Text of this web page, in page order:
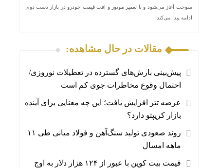
سوخت آغاز می‌شود و تا تعمیر موتور و افت قیمت خودرو در بازار دست دوم
ادامه پیدا می‌کند.
مقالات در حال مشاهده:
پیش‌بینی بارش‌های گسترده در تعطیلات نوروزی/
احتمال وقوع مخاطرات جوی کم است
عرضه تتر افزایش یافت؛ این چه معنایی برای آینده
بازار کریپتو دارد؟
روند صعودی تولید سنگ‌آهن و فولاد میانی طی ۱۱
ماهه امسال
قیمت بیت کوین با عبور از ۱۲۴ هزار دلار به اوج